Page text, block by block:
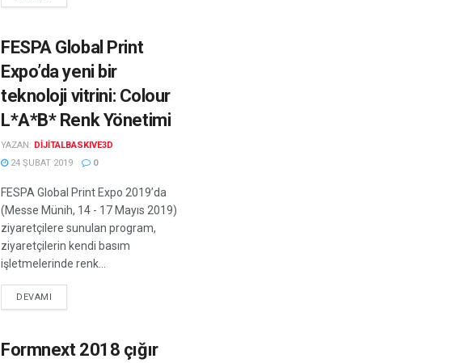
FESPA Global Print
Expo’da yeni bir
teknoloji vitrini: Colour
L*A*B* Renk Yönetimi
YAZAN: DIJITALBASKIVE3D
24 ŞUBAT 2019
0
FESPA Global Print Expo 2019’da
(Messe Münih, 14 - 17 Mayıs 2019)
ziyaretçilere sunulan program,
ziyaretçilerin kendi basım
işletmelerinde renk...
DEVAMI
Formnext 2018 çığır